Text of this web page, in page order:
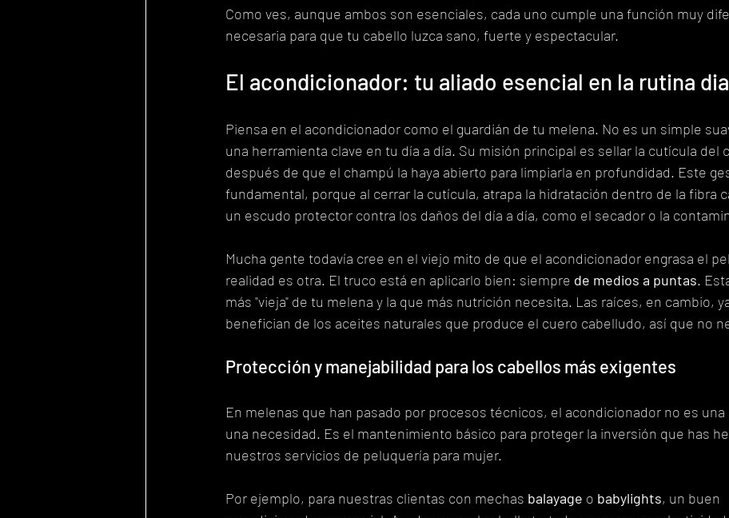
Como ves, aunque ambos son esenciales, cada uno cumple una función muy
necesaria para que tu cabello luzca sano, fuerte y espectacular.
El acondicionador: tu aliado esencial en la rutina
Piensa en el acondicionador como el guardián de tu melena. No es un simple
una herramienta clave en tu día a día. Su misión principal es sellar la cutícula del
después de que el champú la haya abierto para limpiarla en profundidad. Este
fundamental, porque al cerrar la cutícula, atrapa la hidratación dentro de la fibra
un escudo protector contra los daños del día a día, como el secador o la
Mucha gente todavía cree en el viejo mito de que el acondicionador engrasa el
realidad es otra. El truco está en aplicarlo bien: siempre de medios a puntas.
más "vieja" de tu melena y la que más nutrición necesita. Las raíces, en cambio,
benefician de los aceites naturales que produce el cuero cabelludo, así que no
Protección y manejabilidad para los cabellos más exigentes
En melenas que han pasado por procesos técnicos, el acondicionador no es
una necesidad. Es el mantenimiento básico para proteger la inversión que has
nuestros servicios de peluquería para mujer.
Por ejemplo, para nuestras clientas con mechas balayage o babylights, un buen